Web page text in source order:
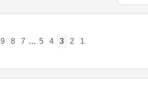
1
2
3
4
5
…
7
8
9